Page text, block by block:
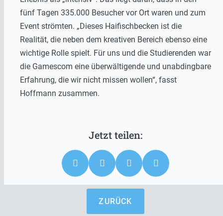
fünf Tagen 335.000 Besucher vor Ort waren und zum
Event strömten. „Dieses Haifischbecken ist die
Realität, die neben dem kreativen Bereich ebenso eine
wichtige Rolle spielt. Für uns und die Studierenden war
die Gamescom eine überwältigende und unabdingbare
Erfahrung, die wir nicht missen wollen“, fasst
Hoffmann zusammen.
ZURÜCK